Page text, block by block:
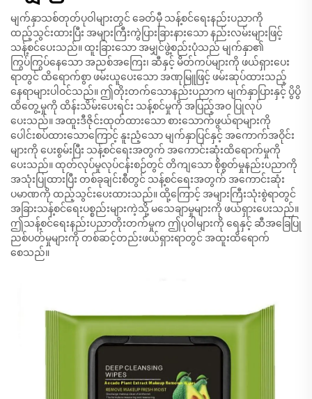
မျက်နှာသစ်တုတ်ပုဝါများတွင် ခေတ်မှီ သန့်စင်ရေးနည်းပညာကို
ထည့်သွင်းထားပြီး အများကြီးကွဲပြားခြားနားသော နည်းလမ်းများဖြင့်
သန့်စင်ပေးသည်။ ထူးခြားသော အမျှင်ဖွဲ့စည်းပုံသည် မျက်နှာ၏
ကြွပ်ကြွပ်နေသော အညစ်အကြေး၊ ဆီနှင့် မိတ်ကပ်များကို ဖယ်ရှားပေး
ရာတွင် ထိရောက်စွာ ဖမ်းယူပေးသော အဏုမြူဖြင့် ဖမ်းဆုပ်ထားသည့်
နေရာများပါဝင်သည်။ ဤတိုးတက်သောနည်းပညာက မျက်နှာပြားနှင့် ပွိပွိ
ထိတွေ့မှုကို ထိန်းသိမ်းပေးရင်း သန့်စင်မှုကို အပြည့်အဝ ပြုလုပ်
ပေးသည်။ အထူးဒီဇိုင်းထုတ်ထားသော စားသောက်ဖွယ်ရာများကို
ပေါင်းစပ်ထားသောကြောင့် နူးညံ့သော မျက်နှာပြင်နှင့် အကောက်အဝိုင်း
များကို ပေးစွမ်းပြီး သန့်စင်ရေးအတွက် အကောင်းဆုံးထိရောက်မှုကို
ပေးသည်။ ထုတ်လုပ်မှုလုပ်ငန်းစဉ်တွင် တိကျသော စိုစွတ်မှုနည်းပညာကို
အသုံးပြုထားပြီး တစ်ခုချင်းစီတွင် သန့်စင်ရေးအတွက် အကောင်းဆုံး
ပမာဏကို ထည့်သွင်းပေးထားသည်။ ထို့ကြောင့် အများကြီးသုံးစွဲရာတွင်
အခြားသန့်စင်ရေးပစ္စည်းများကဲ့သို့ မသေချာမှုများကို ဖယ်ရှားပေးသည်။
ဤသန့်စင်ရေးနည်းပညာတိုးတက်မှုက ဤပုဝါများကို ရေနှင့် ဆီအခြေပြု
ညစ်ပတ်မှုများကို တစ်ဆင့်တည်းဖယ်ရှားရာတွင် အထူးထိရောက်
စေသည်။